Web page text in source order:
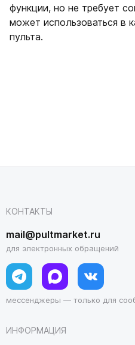
функции, но не требует
может использоваться в
пульта.
ИНФОРМАЦИЯ
КОНТАКТЫ
mail@pultmarket.ru
для электронных обращений
мессенджеры — только для